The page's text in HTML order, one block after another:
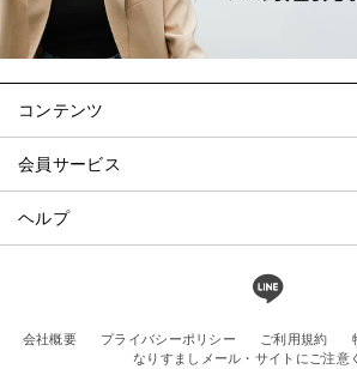
コンテンツ
会員サービス
ヘルプ
会社概要 プライバシーポリシー ご利用規約
なりすましメール・サイトにご注意